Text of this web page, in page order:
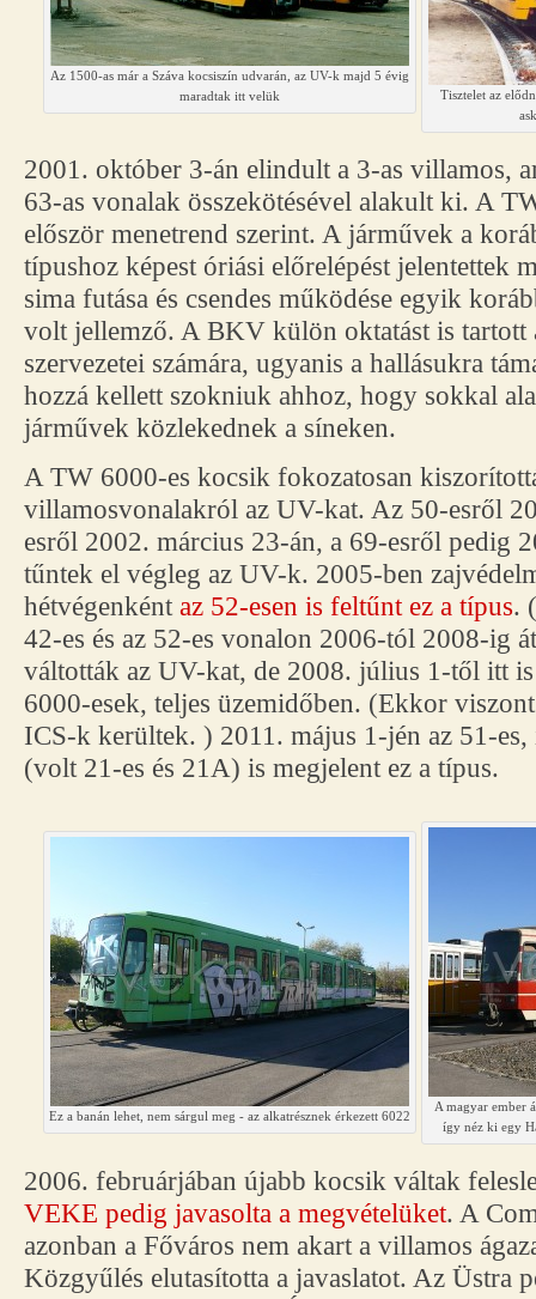
Az 1500-as már a Száva kocsiszín udvarán, az UV-k majd 5 évig
maradtak itt velük
Tisztelet az
2001. október 3-án elindult a 3-as villamos,
63-as vonalak összekötésével alakult ki. A
először menetrend szerint. A járművek a
típushoz képest óriási előrelépést jelentettek
sima futása és csendes működése egyik
volt jellemző. A BKV külön oktatást is tartott
szervezetei számára, ugyanis a hallásukra
hozzá kellett szokniuk ahhoz, hogy sokkal
járművek közlekednek a síneken.
A TW 6000-es kocsik fokozatosan
villamosvonalakról az UV-kat. Az 50-esről
esről 2002. március 23-án, a 69-esről pedig
tűntek el végleg az UV-k. 2005-ben
hétvégenként az 52-esen is feltűnt ez a típus.
42-es és az 52-es vonalon 2006-tól 2008-ig
váltották az UV-kat, de 2008. július 1-től itt
6000-esek, teljes üzemidőben. (Ekkor
ICS-k kerültek. ) 2011. május 1-jén az 51-
(volt 21-es és 21A) is megjelent ez a típus.
Ez a banán lehet, nem sárgul meg - az alkatrésznek érkezett 6022
A magyar ember
így néz ki egy
2006. februárjában újabb kocsik váltak
VEKE pedig javasolta a megvételüket. A
azonban a Főváros nem akart a villamos
Közgyűlés elutasította a javaslatot. Az Üstra